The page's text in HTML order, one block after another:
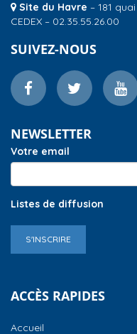
Site du Havre – 181
CEDEX – 02.35.55.26.00
SUIVEZ-NOUS
NEWSLETTER
Votre email
Listes de diffusion
S'INSCRIRE
ACCÈS RAPIDES
Accueil